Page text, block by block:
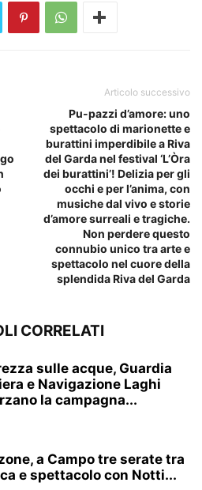
Articolo successivo
Pu-pazzi d’amore: uno
spettacolo di marionette e
burattini imperdibile a Riva
del Garda nel festival ‘L’Òra
dei burattini’! Delizia per gli
occhi e per l’anima, con
musiche dal vivo e storie
d’amore surreali e tragiche.
Non perdere questo
connubio unico tra arte e
spettacolo nel cuore della
splendida Riva del Garda
CORRELATI
sulle acque, Guardia
e Navigazione Laghi
la campagna...
a Campo tre serate tra
e spettacolo con Notti...